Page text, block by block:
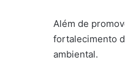
Além de
fortalecimento
ambiental.